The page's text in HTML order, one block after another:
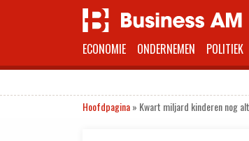
ECONOMIE ONDERNEMEN POLITIEK
Hoofdpagina» Kwart miljard kinderen nog